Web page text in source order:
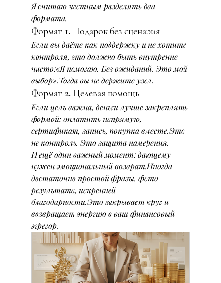
Я считаю честным разделять два
формата.
Формат 1. Подарок без сценария
Если вы даёте как поддержку и не хотите
контроля, это должно быть внутренне
чисто:«Я помогаю. Без ожиданий. Это мой
выбор».Тогда вы не держите узел.
Формат 2. Целевая помощь
Если цель важна, деньги лучше закреплять
формой: оплатить напрямую,
сертификат, запись, покупка вместе.Это
не контроль. Это защита намерения.
И ещё один важный момент: дающему
нужен эмоциональный возврат.Иногда
достаточно простой фразы, фото
результата, искренней
благодарности.Это закрывает круг и
возвращает энергию в ваш финансовый
эгрегор.